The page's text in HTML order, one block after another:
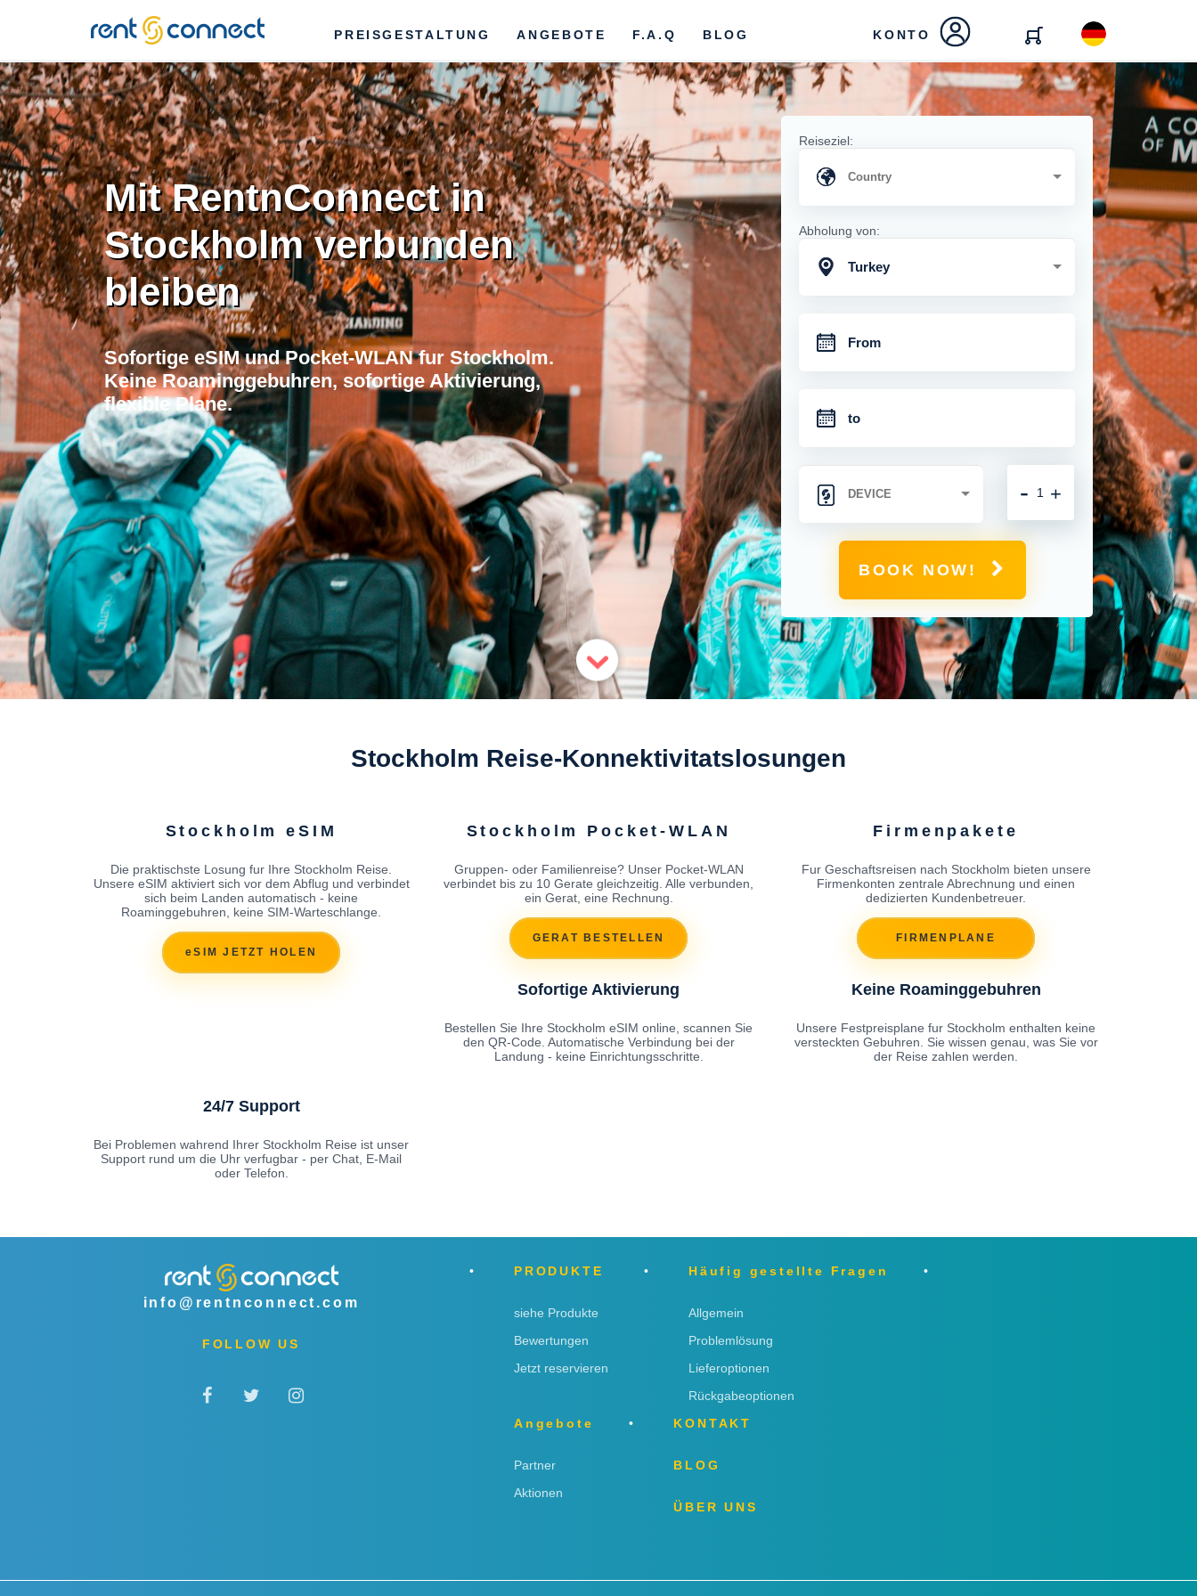
RENT'N
CONNECT
PREISGESTALTUNG ANGEBOTE F.A.Q BLOG KONTO
Mit RentnConnect in
Stockholm verbunden
bleiben
Sofortige eSIM und Pocket-WLAN fur Stockholm.
Keine Roaminggebuhren, sofortige Aktivierung,
flexible Plane.
Reiseziel:
Abholung von:
Turkey
+
-
BOOK NOW!
Stockholm Reise-Konnektivitatslosungen
Stockholm eSIM
Die praktischste Losung fur Ihre Stockholm Reise.
Unsere eSIM aktiviert sich vor dem Abflug und verbindet
sich beim Landen automatisch - keine
Roaminggebuhren, keine SIM-Warteschlange.
eSIM JETZT HOLEN
Stockholm Pocket-WLAN
Gruppen- oder Familienreise? Unser Pocket-WLAN
verbindet bis zu 10 Gerate gleichzeitig. Alle verbunden,
ein Gerat, eine Rechnung.
GERAT BESTELLEN
Firmenpakete
Fur Geschaftsreisen nach Stockholm bieten unsere
Firmenkonten zentrale Abrechnung und einen
dedizierten Kundenbetreuer.
FIRMENPLANE
Sofortige Aktivierung
Bestellen Sie Ihre Stockholm eSIM online, scannen Sie
den QR-Code. Automatische Verbindung bei der
Landung - keine Einrichtungsschritte.
Keine Roaminggebuhren
Unsere Festpreisplane fur Stockholm enthalten keine
versteckten Gebuhren. Sie wissen genau, was Sie vor
der Reise zahlen werden.
24/7 Support
Bei Problemen wahrend Ihrer Stockholm Reise ist unser
Support rund um die Uhr verfugbar - per Chat, E-Mail
oder Telefon.
info@rentnconnect.com
FOLLOW US
PRODUKTE
siehe Produkte
Bewertungen
Jetzt reservieren
Häufig gestellte Fragen
Allgemein
Problemlösung
Lieferoptionen
Rückgabeoptionen
Angebote
Partner
Aktionen
KONTAKT
BLOG
ÜBER UNS